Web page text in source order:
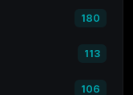
180
113
106